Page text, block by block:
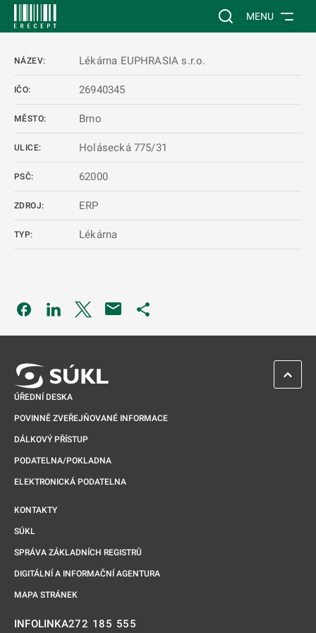
Vyhledávání na
MENU
NÁZEV: Lékárna EUPHRASIA s.r.o.
IČO: 26940345
MĚSTO: Brno
ULICE: Holásecká 775/31
PSČ: 62000
ZDROJ: ERP
TYP: Lékárna
Odkaz se otevře na nové kartě
Odkaz se otevře na nové kartě
Odkaz se otevře na nové kartě
ÚŘEDNÍ DESKA
POVINNĚ ZVEŘEJŇOVANÉ INFORMACE
DÁLKOVÝ PŘÍSTUP
PODATELNA/POKLADNA
ELEKTRONICKÁ PODATELNA
KONTAKTY
SÚKL
SPRÁVA ZÁKLADNÍCH REGISTRŮ
DIGITÁLNÍ A INFORMAČNÍ AGENTURA
MAPA STRÁNEK
INFOLINKA272 185 555
ZPĚT